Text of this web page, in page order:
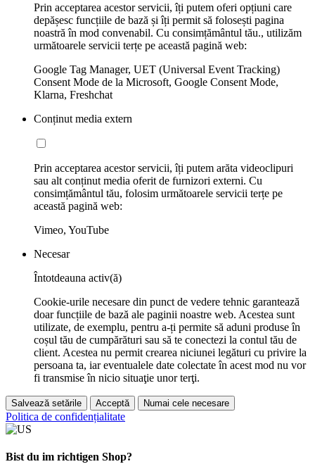
Prin acceptarea acestor servicii, îți putem oferi opțiuni care
depășesc funcțiile de bază și îți permit să folosești pagina
noastră în mod convenabil. Cu consimțământul tău., utilizăm
următoarele servicii terțe pe această pagină web:
Google Tag Manager, UET (Universal Event Tracking)
Consent Mode de la Microsoft, Google Consent Mode,
Klarna, Freshchat
Conținut media extern
Prin acceptarea acestor servicii, îți putem arăta videoclipuri
sau alt conținut media oferit de furnizori externi. Cu
consimțământul tău, folosim următoarele servicii terțe pe
această pagină web:
Vimeo, YouTube
Necesar
Întotdeauna activ(ă)
Cookie-urile necesare din punct de vedere tehnic garantează
doar funcțiile de bază ale paginii noastre web. Acestea sunt
utilizate, de exemplu, pentru a-ți permite să aduni produse în
coșul tău de cumpărături sau să te conectezi la contul tău de
client. Acestea nu permit crearea niciunei legături cu privire la
persoana ta, iar eventualele date colectate în acest mod nu vor
fi transmise în nicio situaţie unor terţi.
Salvează setările Acceptă Numai cele necesare
Politica de confidențialitate
Bist du im richtigen Shop?